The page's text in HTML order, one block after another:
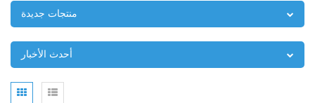
منتجات جديدة
أحدث الأخبار